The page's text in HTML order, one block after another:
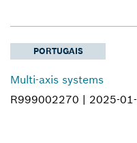
PORTUGAIS
Multi-axis systems
R999002270 | 2025-